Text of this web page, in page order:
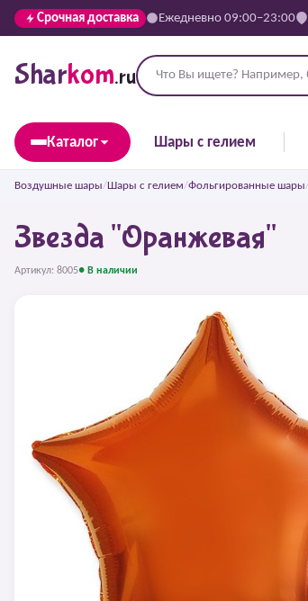
Срочная доставка Ежедневно 09:00–23:00
Sharkom.ru
Каталог Шары с гелием
Воздушные шары/Шары с гелием/Фольгированные шары
Звезда "Оранжевая"
Артикул: 8005● В наличии